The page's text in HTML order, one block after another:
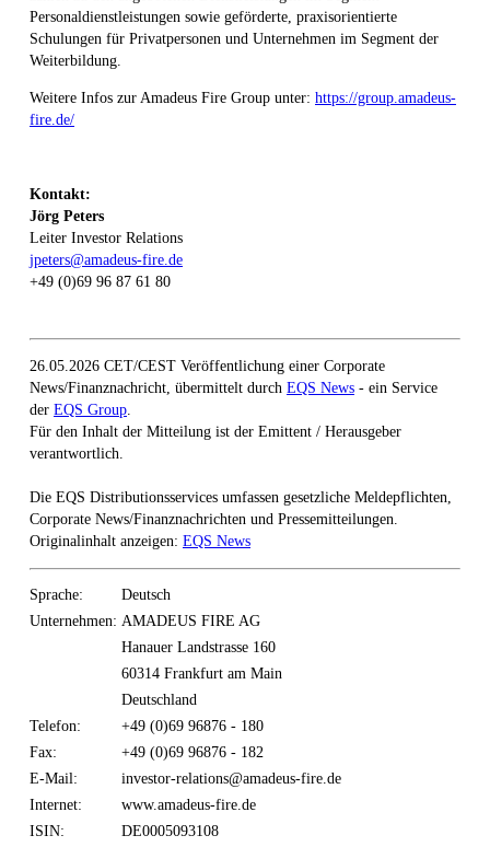
Personaldienstleistungen sowie geförderte, praxisorientierte
Schulungen für Privatpersonen und Unternehmen im Segment der
Weiterbildung.
Weitere Infos zur Amadeus Fire Group unter: https://group.amadeus-
fire.de/
Kontakt:
Jörg Peters
Leiter Investor Relations
jpeters@amadeus-fire.de
+49 (0)69 96 87 61 80
26.05.2026 CET/CEST Veröffentlichung einer Corporate
News/Finanznachricht, übermittelt durch EQS News - ein Service
der EQS Group
Für den Inhalt der Mitteilung ist der Emittent / Herausgeber
verantwortlich.
Die EQS Distributionsservices umfassen gesetzliche Meldepflichten,
Corporate News/Finanznachrichten und Pressemitteilungen.
Originalinhalt anzeigen: EQS News
Sprache:
Deutsch
Unternehmen: AMADEUS FIRE AG
Hanauer Landstrasse 160
60314 Frankfurt am Main
Deutschland
Telefon:
+49 (0)69 96876 - 180
Fax:
+49 (0)69 96876 - 182
E-Mail:
investor-relations@amadeus-fire.de
Internet:
www.amadeus-fire.de
ISIN:
DE0005093108